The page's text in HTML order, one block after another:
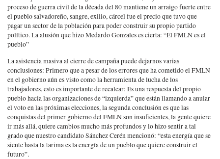
proceso de guerra civil de la década del 80 mantiene un arraigo fuerte entre
el pueblo salvadoreño, sangre, exilio, cárcel fue el precio que tuvo que
pagar un sector de la población para poder construir su propio partido
político. La alusión que hizo Medardo Gonzales es cierta: “El FMLN es el
pueblo”
La asistencia masiva al cierre de campaña puede dejarnos varias
conclusiones: Primero que a pesar de los errores que ha cometido el FMLN
en el gobierno aún es visto como la herramienta de lucha de los
trabajadores, esto es importante de recalcar: Es una respuesta del propio
pueblo hacia las organizaciones de “izquierda” que están llamando a anular
el voto en las próximas elecciones, la segunda conclusión es que las
conquistas del primer gobierno del FMLN son insuficientes, la gente quiere
ir más allá, quiere cambios mucho más profundos y lo hizo sentir a tal
grado que nuestro candidato Sánchez Cerén mencionó: “esta energía que se
siente hasta la tarima es la energía de un pueblo que quiere construir el
futuro”.